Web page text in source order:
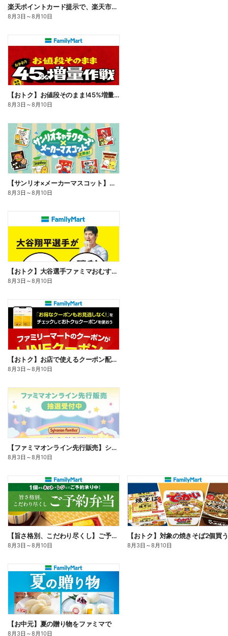
楽天ポイントカード提示で、楽天市場でのお買い物がおトクに!
8月3日 ～8月10日
【おトク】お値段そのまま!45%増量作戦!
8月3日 ～8月10日
【サンリオ×メーカーマスコット】オリジナルグッズ貰える!
8月3日 ～8月10日
【おトク】大谷選手ファミマおむすび割
8月3日 ～8月10日
【おトク】お店で使えるクーポン配信中
8月3日 ～8月10日
【ファミマオンライン先行販売】シルバニアファミリー
8月3日 ～8月10日
【旨さ格別、こだわり尽くし】ご予約弁当
8月3日 ～8月10日 8月3日 ～8月10日
【お中元】夏の贈り物をファミマで
8月3日 ～8月10日